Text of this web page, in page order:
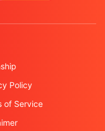
Policy
of Service